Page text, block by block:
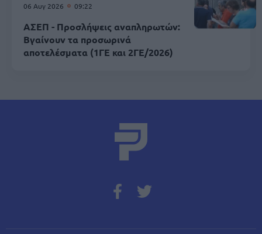
06 Αυγ 2026 09:22
ΑΣΕΠ - Προσλήψεις αναπληρωτών:
Βγαίνουν τα προσωρινά
αποτελέσματα (1ΓΕ και 2ΓΕ/2026)